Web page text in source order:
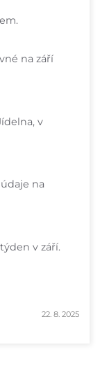
na září
v
na
v září.
22. 8. 2025